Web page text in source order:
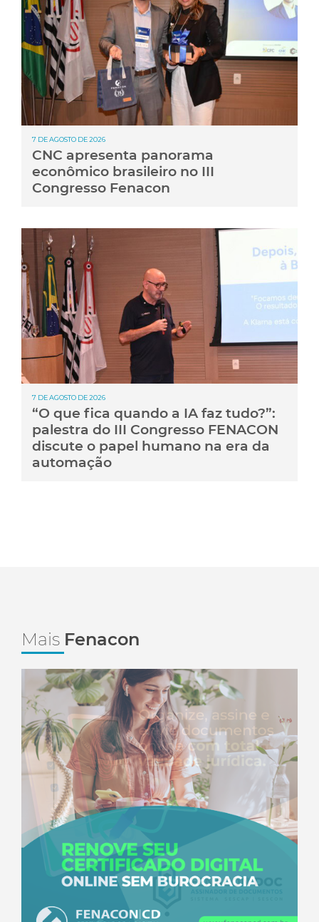
7 DE AGOSTO DE 2026
CNC apresenta panorama
econômico brasileiro no III
Congresso Fenacon
7 DE AGOSTO DE 2026
“O que fica quando a IA faz tudo?”:
palestra do III Congresso FENACON
discute o papel humano na era da
automação
Mais Fenacon